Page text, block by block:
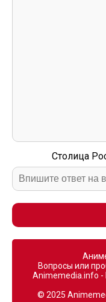
Столица
Вопросы или
Animemedia.info -
© 2025